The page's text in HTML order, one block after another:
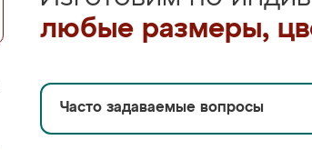
любые размеры,
Часто задаваемые вопросы